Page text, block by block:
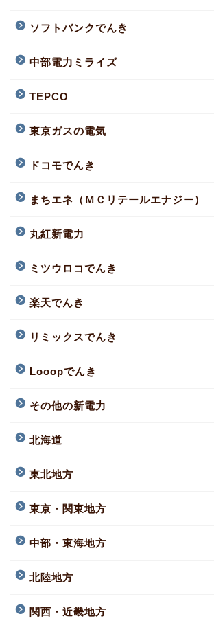
ソフトバンクでんき
中部電力ミライズ
TEPCO
東京ガスの電気
ドコモでんき
まちエネ（ＭＣリテールエナジー）
丸紅新電力
ミツウロコでんき
楽天でんき
リミックスでんき
Looopでんき
その他の新電力
北海道
東北地方
東京・関東地方
中部・東海地方
北陸地方
関西・近畿地方